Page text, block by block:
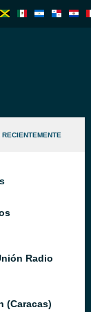
Radio
(Caracas)